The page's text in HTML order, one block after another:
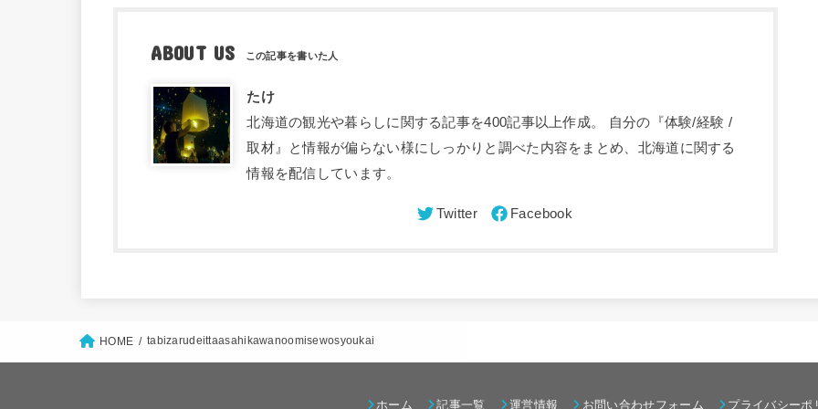
ABOUT US
たけ
北海道の観光や暮らしに関する記事を400記事以上作成。 自分の『体験/経験 /
取材』と情報が偏らない様にしっかりと調べた内容をまとめ、北海道に関する
情報を配信しています。
HOME tabizarudeittaasahikawanoomisewosyoukai
ホーム 記事一覧 運営情報 お問い合わせフォーム プライバシーポ